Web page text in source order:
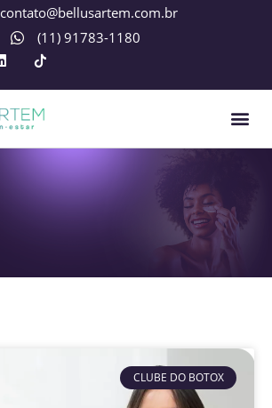
contato@bellusartem.com.br
(11) 91783-1180
CLUBE DO BOTOX